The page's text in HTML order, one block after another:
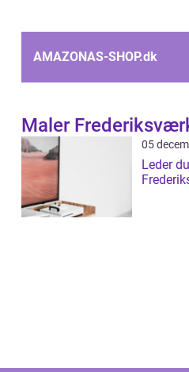
AMAZONAS-SHOP.dk
Maler
05
Leder